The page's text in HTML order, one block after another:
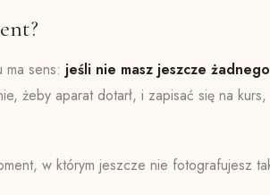
ma sens: jeśli nie masz jeszcze
żeby aparat dotarł, i zapisać się na
w którym jeszcze nie fotografujesz